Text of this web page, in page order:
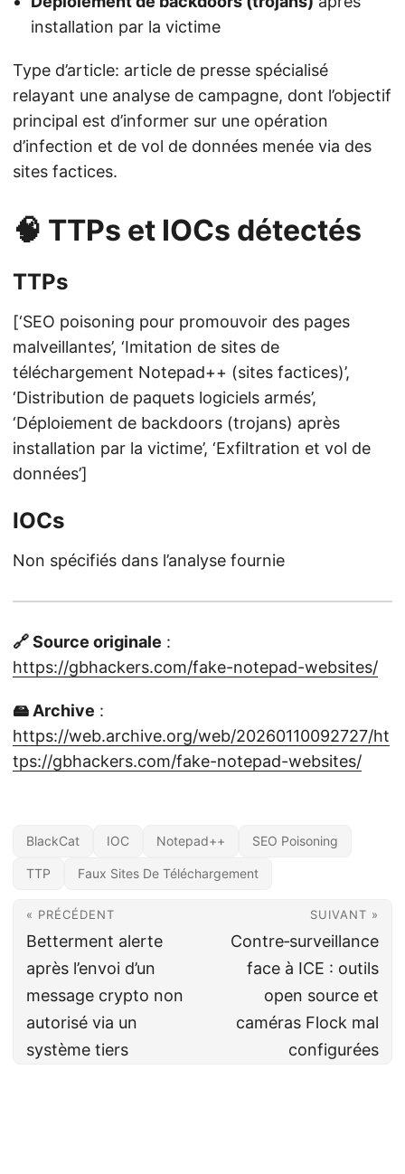
installation par la victime
Type d’article: article de presse spécialisé
relayant une analyse de campagne, dont l’objectif
principal est d’informer sur une opération
d’infection et de vol de données menée via des
sites factices.
🧠 TTPs et IOCs détectés
TTPs
[‘SEO poisoning pour promouvoir des pages
malveillantes’, ‘Imitation de sites de
téléchargement Notepad++ (sites factices)’,
‘Distribution de paquets logiciels armés’,
‘Déploiement de backdoors (trojans) après
installation par la victime’, ‘Exfiltration et vol de
données’]
IOCs
Non spécifiés dans l’analyse fournie
🔗 Source originale :
https://gbhackers.com/fake-notepad-websites/
🖴 Archive :
https://web.archive.org/web/20260110092727/ht
tps://gbhackers.com/fake-notepad-websites/
BlackCat IOC Notepad++ SEO Poisoning
TTP Faux Sites De Téléchargement
« PRÉCÉDENT
Betterment alerte
après l’envoi d’un
message crypto non
autorisé via un
système tiers
SUIVANT »
Contre‑surveillance
face à ICE : outils
open source et
caméras Flock mal
configurées